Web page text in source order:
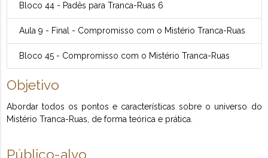
Bloco 44 - Padês para Tranca-Ruas 6
Aula 9 - Final - Compromisso com o Mistério Tranca-Ruas
Bloco 45 - Compromisso com o Mistério Tranca-Ruas
Objetivo
Abordar todos os pontos e características sobre o universo do
Mistério Tranca-Ruas, de forma teórica e prática.
Público-alvo